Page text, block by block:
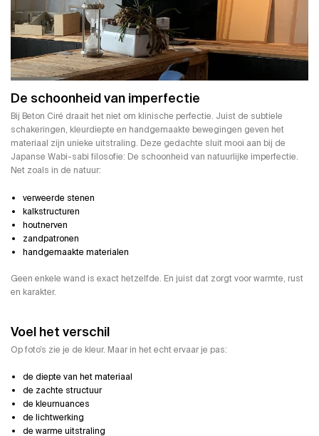
De schoonheid van imperfectie
Bij Beton Ciré draait het niet om klinische perfectie. Juist de subtiele
schakeringen, kleurdiepte en handgemaakte bewegingen geven het
materiaal zijn unieke uitstraling. Deze gedachte sluit mooi aan bij de
Japanse Wabi-sabi filosofie: De schoonheid van natuurlijke imperfectie.
Net zoals in de natuur:
verweerde stenen
kalkstructuren
houtnerven
zandpatronen
handgemaakte materialen
Geen enkele wand is exact hetzelfde. En juist dat zorgt voor warmte, rust
en karakter.
Voel het verschil
Op foto’s zie je de kleur. Maar in het echt ervaar je pas:
de diepte van het materiaal
de zachte structuur
de kleurnuances
de lichtwerking
de warme uitstraling